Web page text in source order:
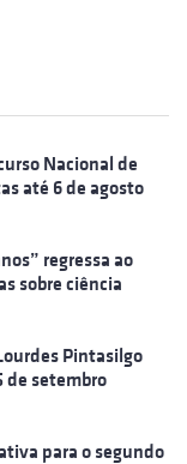
Nacional de
até 6 de agosto
regressa ao
sobre ciência
Pintasilgo
de setembro
para o segundo